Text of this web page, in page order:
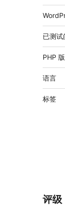
已测试
PHP
语言
标签
评级